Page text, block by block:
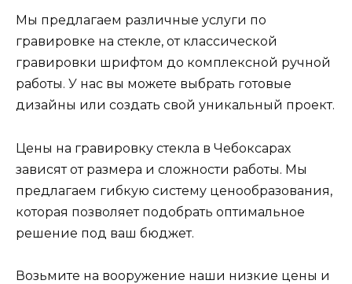
Мы предлагаем различные услуги по
гравировке на стекле, от классической
гравировки шрифтом до комплексной ручной
работы. У нас вы можете выбрать готовые
дизайны или создать свой уникальный проект.
Цены на гравировку стекла в Чебоксарах
зависят от размера и сложности работы. Мы
предлагаем гибкую систему ценообразования,
которая позволяет подобрать оптимальное
решение под ваш бюджет.
Возьмите на вооружение наши низкие цены и